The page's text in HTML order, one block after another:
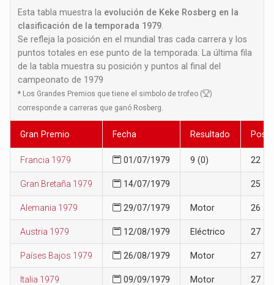
Esta tabla muestra la evolución de Keke Rosberg en la
clasificación de la temporada 1979
Se refleja la posición en el mundial tras cada carrera y los
puntos totales en ese punto de la temporada. La última fila
de la tabla muestra su posición y puntos al final del
campeonato de 1979
* Los Grandes Premios que tiene el simbolo de trofeo (
)
corresponde a carreras que ganó Rosberg.
Gran Premio Fecha Resultado
Francia 1979 01/07/1979 9 (0) 22
Gran Bretaña 1979 14/07/1979 25
Alemania 1979 29/07/1979 Motor 26
Austria 1979 12/08/1979 Eléctrico 27
Países Bajos 1979 26/08/1979 Motor 27
Italia 1979 09/09/1979 Motor 27